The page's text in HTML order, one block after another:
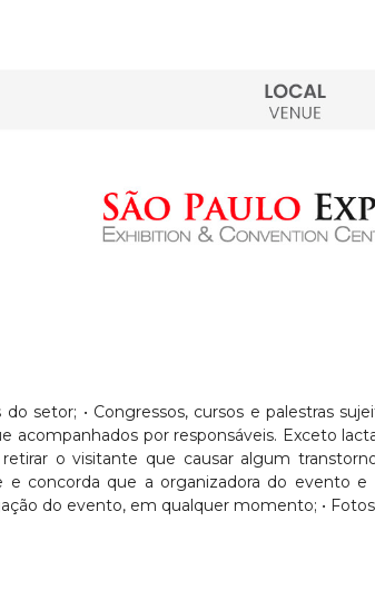
do setor; • Congressos, cursos e palestras
acompanhados por responsáveis. Exceto
o visitante que causar algum
concorda que a organizadora do evento
do evento, em qualquer momento; •